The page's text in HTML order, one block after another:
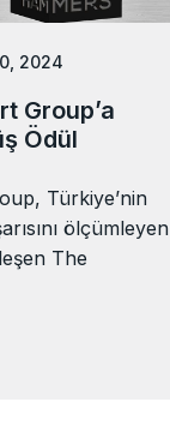
2024
Group’a
Ödül
Türkiye’nin
ölçümleyen
The